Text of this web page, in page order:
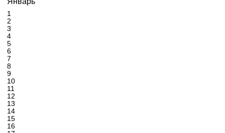
1
2
3
4
5
6
7
8
9
10
11
12
13
14
15
16